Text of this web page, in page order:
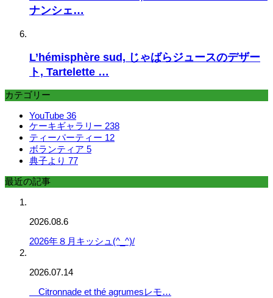
ナンシェ…
L’hémisphère sud, じゃばらジュースのデザー
ト, Tartelette …
カテゴリー
YouTube 36
ケーキギャラリー 238
ティーパーティー 12
ボランティア 5
典子より 77
最近の記事
2026.08.6
2026年８月キッシュ(^_^)/
2026.07.14
Citronnade et thé agrumesレモ…